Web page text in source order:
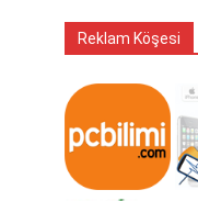
Reklam Köşesi